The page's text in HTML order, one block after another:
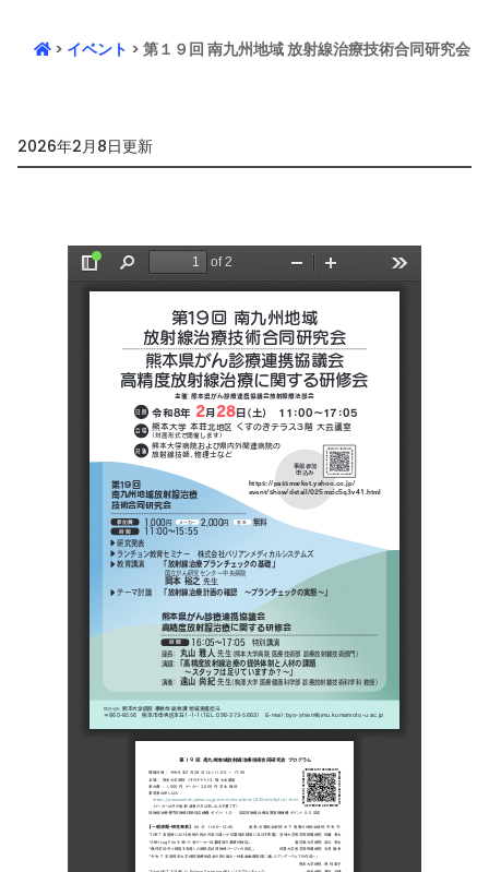
> イベント > 第１９回 南九州地域 放射線治療技術合同研究会
2026年2月8日更新